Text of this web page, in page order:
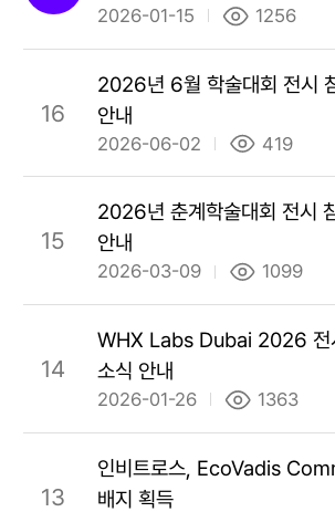
2026-01-15 1256
16
2026년 6월 학술대회 전시
안내
2026-06-02 419
15
2026년 춘계학술대회 전시
안내
2026-03-09 1099
14
WHX Labs Dubai 2026 전
소식 안내
2026-01-26 1363
13
인비트로스, EcoVadis
배지 획득